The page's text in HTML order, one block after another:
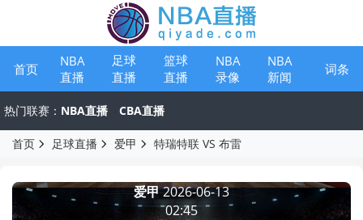
首页
NBA
直播
足球
直播
篮球
直播
NBA
录像
NBA
新闻
词条
热门联赛： NBA直播 CBA直播
首页 足球直播 爱甲 特瑞特联 VS 布雷
爱甲2026-06-13
02:45